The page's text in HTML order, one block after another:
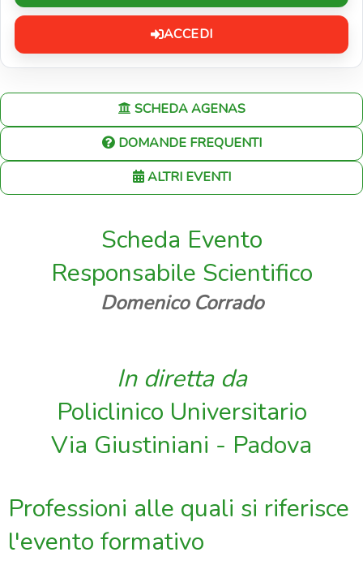
ACCEDI
SCHEDA AGENAS
DOMANDE FREQUENTI
ALTRI EVENTI
Scheda Evento
Responsabile Scientifico
Domenico Corrado
In diretta da
Policlinico Universitario
Via Giustiniani - Padova
Professioni alle quali si riferisce
l'evento formativo